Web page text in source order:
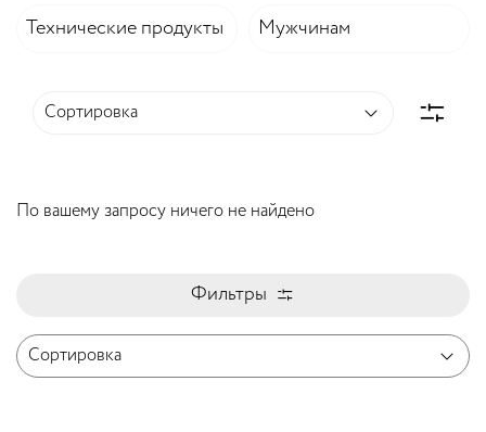
Технические продукты Мужчинам
По вашему запросу ничего не найдено
Фильтры